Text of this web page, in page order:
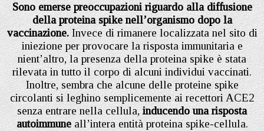
Sono emerse preoccupazioni riguardo alla diffusione
della proteina spike nell’organismo dopo la
vaccinazione.Invece di rimanere localizzata nel sito di
iniezione per provocare la risposta immunitaria e
nient’altro, la presenza della proteina spike è stata
rilevata in tutto il corpo di alcuni individui vaccinati.
Inoltre, sembra che alcune delle proteine spike
circolanti si leghino semplicemente ai recettori ACE2
senza entrare nella cellula,inducendo una risposta
autoimmuneall’intera entità proteina spike-cellula.